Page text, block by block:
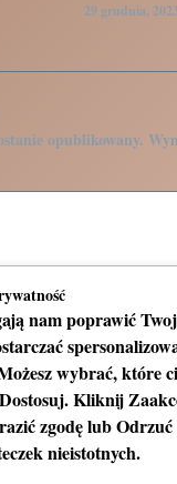
29 grudnia,
opublikowany.
nam poprawić
wybrać, które
Dostosuj. Kliknij
zgodę lubOdrzuć
nieistotnych.